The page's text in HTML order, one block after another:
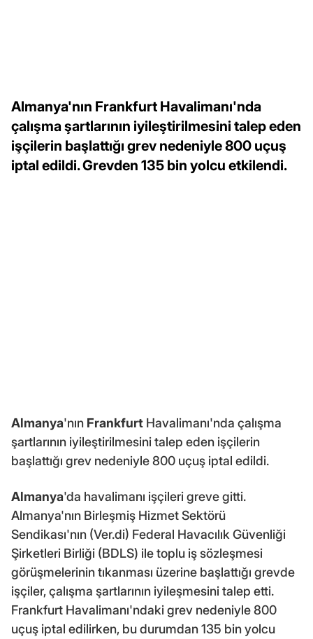
Almanya'nın Frankfurt Havalimanı'nda
çalışma şartlarının iyileştirilmesini talep eden
işçilerin başlattığı grev nedeniyle 800 uçuş
iptal edildi. Grevden 135 bin yolcu etkilendi.
Almanya'nın Frankfurt Havalimanı'nda çalışma
şartlarının iyileştirilmesini talep eden işçilerin
başlattığı grev nedeniyle 800 uçuş iptal edildi.
Almanya'da havalimanı işçileri greve gitti.
Almanya'nın Birleşmiş Hizmet Sektörü
Sendikası'nın (Ver.di) Federal Havacılık Güvenliği
Şirketleri Birliği (BDLS) ile toplu iş sözleşmesi
görüşmelerinin tıkanması üzerine başlattığı grevde
işçiler, çalışma şartlarının iyileşmesini talep etti.
Frankfurt Havalimanı'ndaki grev nedeniyle 800
uçuş iptal edilirken, bu durumdan 135 bin yolcu